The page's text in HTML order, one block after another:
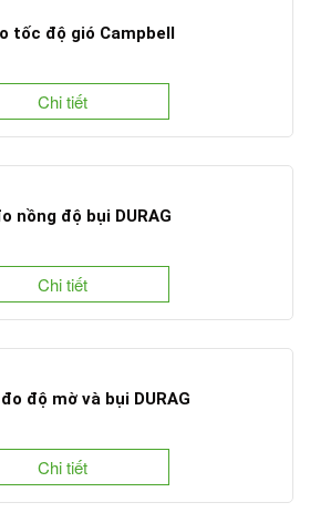
tốc độ gió Campbell
Chi tiết
nồng độ bụi DURAG
Chi tiết
độ mờ và bụi DURAG
Chi tiết